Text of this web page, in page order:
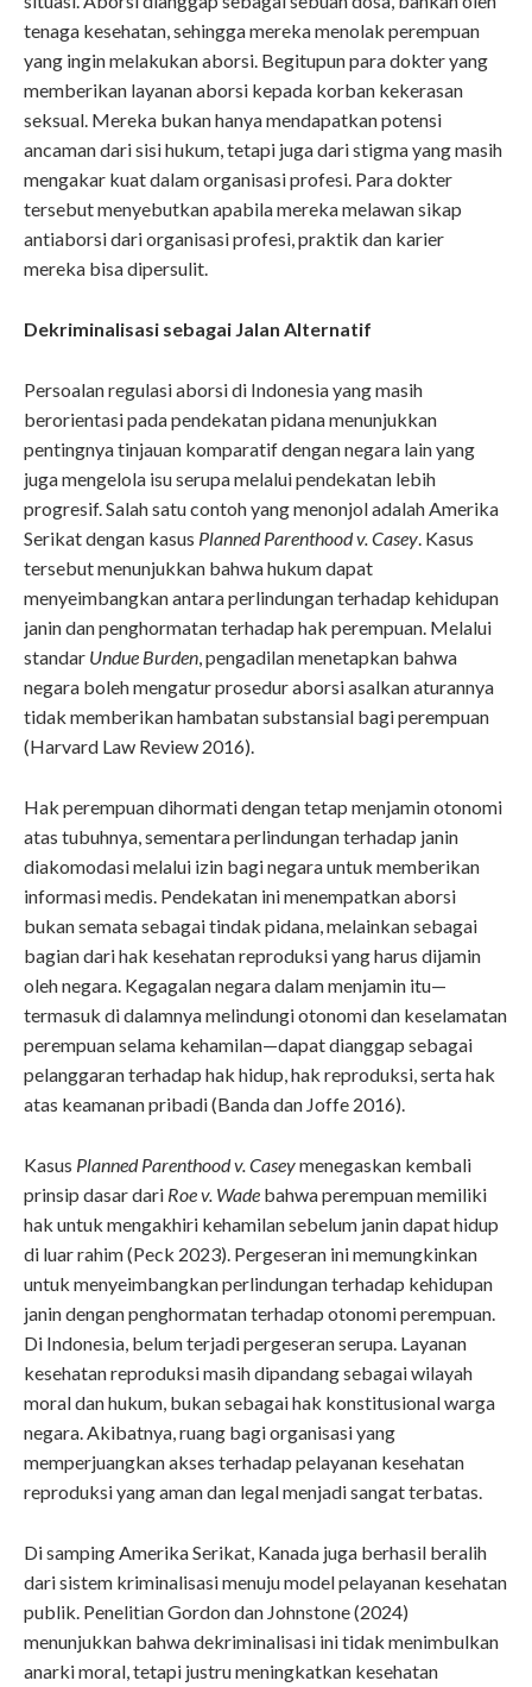
tenaga kesehatan, sehingga mereka menolak perempuan
yang ingin melakukan aborsi. Begitupun para dokter yang
memberikan layanan aborsi kepada korban kekerasan
seksual. Mereka bukan hanya mendapatkan potensi
ancaman dari sisi hukum, tetapi juga dari stigma yang masih
mengakar kuat dalam organisasi profesi. Para dokter
tersebut menyebutkan apabila mereka melawan sikap
antiaborsi dari organisasi profesi, praktik dan karier
mereka bisa dipersulit.
Dekriminalisasi sebagai Jalan Alternatif
Persoalan regulasi aborsi di Indonesia yang masih
berorientasi pada pendekatan pidana menunjukkan
pentingnya tinjauan komparatif dengan negara lain yang
juga mengelola isu serupa melalui pendekatan lebih
progresif. Salah satu contoh yang menonjol adalah Amerika
Serikat dengan kasus Planned Parenthood v. Casey. Kasus
tersebut menunjukkan bahwa hukum dapat
menyeimbangkan antara perlindungan terhadap kehidupan
janin dan penghormatan terhadap hak perempuan. Melalui
standar Undue Burden, pengadilan menetapkan bahwa
negara boleh mengatur prosedur aborsi asalkan aturannya
tidak memberikan hambatan substansial bagi perempuan
(Harvard Law Review 2016).
Hak perempuan dihormati dengan tetap menjamin otonomi
atas tubuhnya, sementara perlindungan terhadap janin
diakomodasi melalui izin bagi negara untuk memberikan
informasi medis. Pendekatan ini menempatkan aborsi
bukan semata sebagai tindak pidana, melainkan sebagai
bagian dari hak kesehatan reproduksi yang harus dijamin
oleh negara. Kegagalan negara dalam menjamin itu—
termasuk di dalamnya melindungi otonomi dan keselamatan
perempuan selama kehamilan—dapat dianggap sebagai
pelanggaran terhadap hak hidup, hak reproduksi, serta hak
atas keamanan pribadi (Banda dan Joffe 2016).
Kasus Planned Parenthood v. Caseymenegaskan kembali
prinsip dasar dari Roe v. Wade bahwa perempuan memiliki
hak untuk mengakhiri kehamilan sebelum janin dapat hidup
di luar rahim (Peck 2023). Pergeseran ini memungkinkan
untuk menyeimbangkan perlindungan terhadap kehidupan
janin dengan penghormatan terhadap otonomi perempuan.
Di Indonesia, belum terjadi pergeseran serupa. Layanan
kesehatan reproduksi masih dipandang sebagai wilayah
moral dan hukum, bukan sebagai hak konstitusional warga
negara. Akibatnya, ruang bagi organisasi yang
memperjuangkan akses terhadap pelayanan kesehatan
reproduksi yang aman dan legal menjadi sangat terbatas.
Di samping Amerika Serikat, Kanada juga berhasil beralih
dari sistem kriminalisasi menuju model pelayanan kesehatan
publik. Penelitian Gordon dan Johnstone (2024)
menunjukkan bahwa dekriminalisasi ini tidak menimbulkan
anarki moral, tetapi justru meningkatkan kesehatan